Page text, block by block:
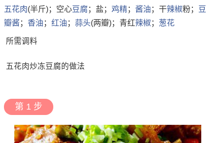
五花肉(半斤)；空心豆腐；盐； 鸡精； 酱油 ；干辣椒粉；
豆
瓣酱 ； 香油 ； 红油 ； 蒜头(两瓣)；青红辣椒 ； 葱花
所需调料
五花肉炒冻豆腐的做法
第 1 步